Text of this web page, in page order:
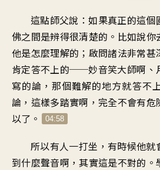
這點師父說 ：如果真正的這個
佛之間是辨得很清楚的 。 比如說你
他是怎麼理解的 ； 啟問諸法非常甚
肯定答不上的──妙音笑大師啊 、
寫的論 ，那個難解的地方就答不
論 ， 這樣多踏實啊 ， 完全不會有危
以了 。 04:58
所以有人一打坐 ， 有時候他就
到什麼聲音啊 ，其實這是不對的 。